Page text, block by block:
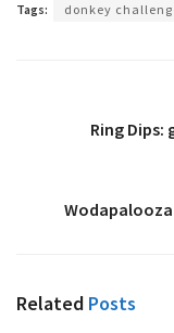
Tags: donkey
Ring Dips:
Related Posts